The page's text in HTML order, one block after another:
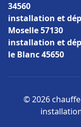
34560
installation et
Moselle 57130
installation et
le Blanc 45650
© 2026